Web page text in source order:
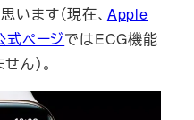
います（現在、 Apple
ページではECG機能
ん）。